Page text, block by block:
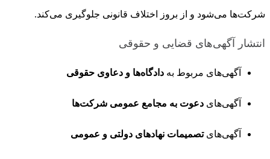
شرکت‌ها می‌شود و از بروز اختلاف قانونی جلوگیری می‌کند.
انتشار آگهی‌های قضایی و حقوقی
آگهی‌های مربوط به دادگاه‌ها و دعاوی حقوقی
آگهی‌های دعوت به مجامع عمومی شرکت‌ها
آگهی‌هایتصمیمات نهادهای دولتی و عمومی